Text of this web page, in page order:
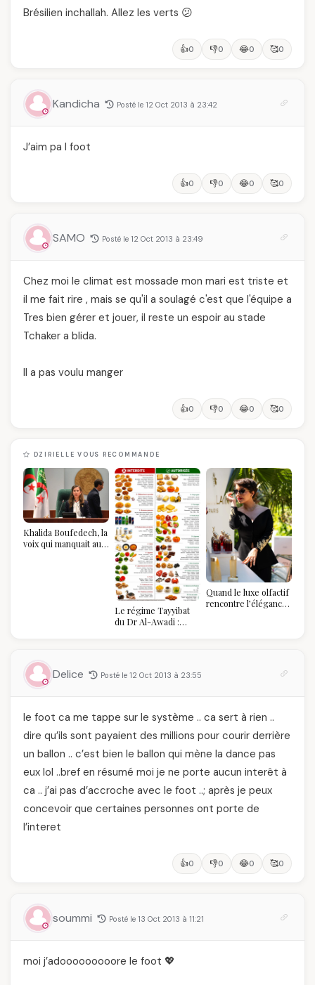
Brésilien inchallah. Allez les verts 😕
👍0 👎0 😂0 🥰0
Kandicha Posté le 12 Oct 2013 à 23:42
J’aim pa l foot
👍0 👎0 😂0 🥰0
SAMO Posté le 12 Oct 2013 à 23:49
Chez moi le climat est mossade mon mari est triste et
il me fait rire , mais se qu'il a soulagé c'est que l'équipe a
Tres bien gérer et jouer, il reste un espoir au stade
Tchaker a blida.
Il a pas voulu manger
👍0 👎0 😂0 🥰0
DZIRIELLE VOUS RECOMMANDE
Khalida Boufedech, la
voix qui manquait au
Le régime Tayyibat
du Dr Al-Awadi :
vraiment savoir
Quand le luxe olfactif
rencontre l’élégance
Delice Posté le 12 Oct 2013 à 23:55
le foot ca me tappe sur le système .. ca sert à rien ..
dire qu’ils sont payaient des millions pour courir derrière
un ballon .. c’est bien le ballon qui mène la dance pas
eux lol ..bref en résumé moi je ne porte aucun interêt à
ca .. j’ai pas d’accroche avec le foot ..; après je peux
concevoir que certaines personnes ont porte de
l’interet
👍0 👎0 😂0 🥰0
soummi Posté le 13 Oct 2013 à 11:21
moi j’adooooooooore le foot 💖